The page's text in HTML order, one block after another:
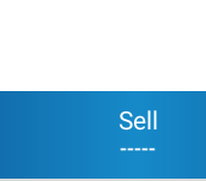
Sell
-----